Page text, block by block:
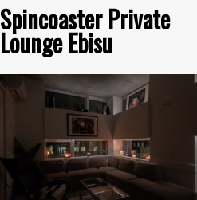
Spincoaster Private
Lounge Ebisu